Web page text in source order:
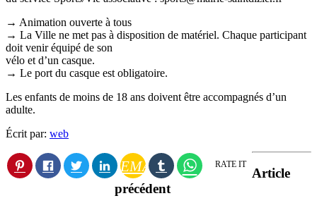
→ Animation ouverte à tous
→ La Ville ne met pas à disposition de matériel. Chaque participant
doit venir équipé de son
vélo et d’un casque.
→ Le port du casque est obligatoire.
Les enfants de moins de 18 ans doivent être accompagnés d’un
adulte.
Écrit par: web
EMAIL RATE IT
Article
précédent